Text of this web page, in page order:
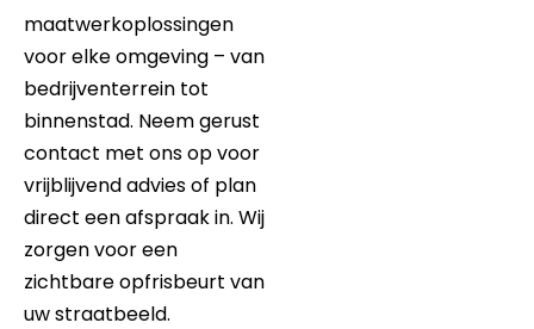
maatwerkoplossingen
voor elke omgeving – van
bedrijventerrein tot
binnenstad. Neem gerust
contact met ons op voor
vrijblijvend advies of plan
direct een afspraak in. Wij
zorgen voor een
zichtbare opfrisbeurt van
uw straatbeeld.